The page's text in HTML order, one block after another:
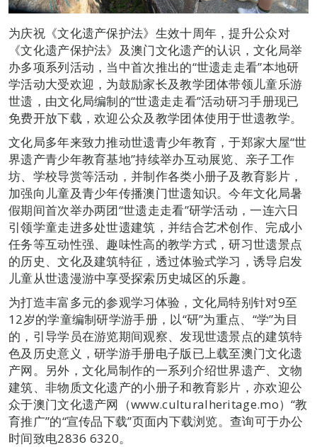
为庆祝《文化遗产保护法》生效十周年，提升公众对
《文化遗产保护法》及澳门文化遗产的认识，文化局举
办多项系列活动，当中首次推出的“世遗走走看”本地研
学活动大受欢迎，为鼓励家长及教学团体带领儿童乐游
世遗，由文化局编制的“世遗走走看”活动研习手册现已
免费开放下载，欢迎公众及教学团体使用于世遗教学。
文化局多年来致力推动世遗青少年教育，于郑家大屋“世
界遗产青少年教育基地”持续举办互动展览、亲子工作
坊、学校导赏等活动，并制作各类小册子及教育影片，
加强向儿童及青少年传播澳门世遗知识。今年文化局暑
假期间首次举办两团“世遗走走看”研学活动，一连六日
引领学童走进多处世遗建筑，并结合艺术创作、完成小
任务等互动性强、趣味性高的教学方式，研习世遗景点
的历史、文化及建筑特征，透过体验式学习，诱导启发
儿童从世遗漫游中享受探索历史城区的乐趣。
为打造丰富多元的参观学习体验，文化局特别针对9至
12岁的学童编制研学游手册，以“研”为重点、“学”为目
的，引导学员在游览期间观察、发现世遗景点的建筑特
色及历史意义，研学游手册电子版已上载至澳门文化遗
产网。另外，文化局制作的一系列介绍世界遗产、文物
建筑、非物质文化遗产的小册子和教育影片，亦欢迎公
众于澳门文化遗产网（www.culturalheritage.mo）“教
育推广”的“宣传品下载”页面内下载浏览。查询可于办公
时间致电2836 6320。